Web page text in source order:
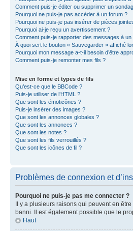
Comment puis-je éditer ou supprimer un
Pourquoi ne puis-je pas accéder à un forum ?
Pourquoi ne puis-je pas insérer de pièces
Pourquoi ai-je reçu un avertissement ?
Comment puis-je rapporter des messages à un
À quoi sert le bouton « Sauvegarder » affiché
Pourquoi mon message a-t-il besoin d’être
Comment puis-je remonter mes fils ?
Mise en forme et types de fils
Qu’est-ce que le BBCode ?
Puis-je utiliser de l’HTML ?
Que sont les émoticônes ?
Puis-je insérer des images ?
Que sont les annonces globales ?
Que sont les annonces ?
Que sont les notes ?
Que sont les fils verrouillés ?
Que sont les icônes de fil ?
Problèmes de connexion et
Pourquoi ne puis-je pas me connecter ?
Il y a plusieurs raisons qui peuvent en
banni. Il est également possible que le
Haut